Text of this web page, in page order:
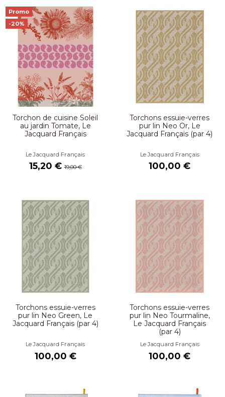
Promo
-20%
Torchon de cuisine Soleil
au jardin Tomate, Le
Jacquard Français
Le Jacquard Français
15,20 €19,00 €
Torchons essuie-verres
pur lin Neo Or, Le
Jacquard Français (par 4)
Le Jacquard Français
100,00 €
Torchons essuie-verres
pur lin Neo Green, Le
Jacquard Français (par 4)
Le Jacquard Français
100,00 €
Torchons essuie-verres
pur lin Neo Tourmaline,
Le Jacquard Français
(par 4)
Le Jacquard Français
100,00 €